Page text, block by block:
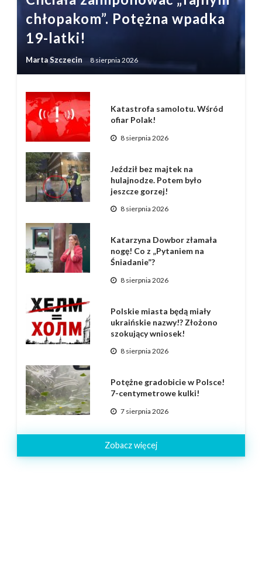
chłopakom”. Potężna wpadka
19-latki!
Marta Szczecin 8 sierpnia 2026
Katastrofa samolotu. Wśród
ofiar Polak!
8 sierpnia 2026
Jeździł bez majtek na
hulajnodze. Potem było
jeszcze gorzej!
8 sierpnia 2026
Katarzyna Dowbor złamała
nogę! Co z „Pytaniem na
Śniadanie”?
8 sierpnia 2026
Polskie miasta będą miały
ukraińskie nazwy!? Złożono
szokujący wniosek!
8 sierpnia 2026
Potężne gradobicie w Polsce!
7-centymetrowe kulki!
7 sierpnia 2026
Zobacz więcej